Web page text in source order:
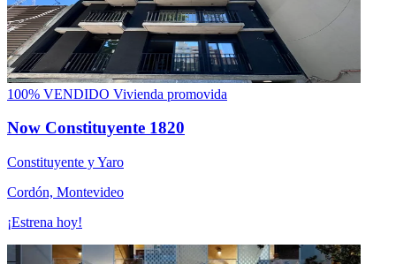
100% VENDIDO Vivienda promovida
Now Constituyente 1820
Constituyente y Yaro
Cordón, Montevideo
¡Estrena hoy!